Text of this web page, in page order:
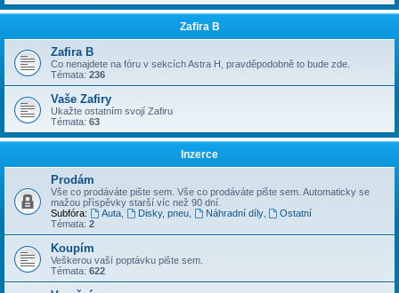
Zafira B
Zafira B
Co nenajdete na fóru v sekcích Astra H, pravděpodobně to bude zde.
Témata: 236
Vaše Zafiry
Ukažte ostatním svojí Zafiru
Témata: 63
Inzerce
Prodám
Vše co prodáváte pište sem. Vše co prodáváte pište sem. Automaticky se
mažou příspěvky starší víc než 90 dní.
Subfóra:
Auta, Disky, pneu, Náhradní díly,
Ostatní
Témata: 2
Koupím
Veškerou vaší poptávku pište sem.
Témata: 622